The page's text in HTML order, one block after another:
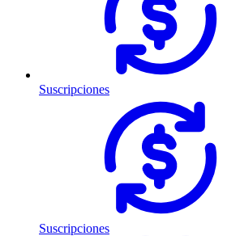
Suscripciones
Suscripciones